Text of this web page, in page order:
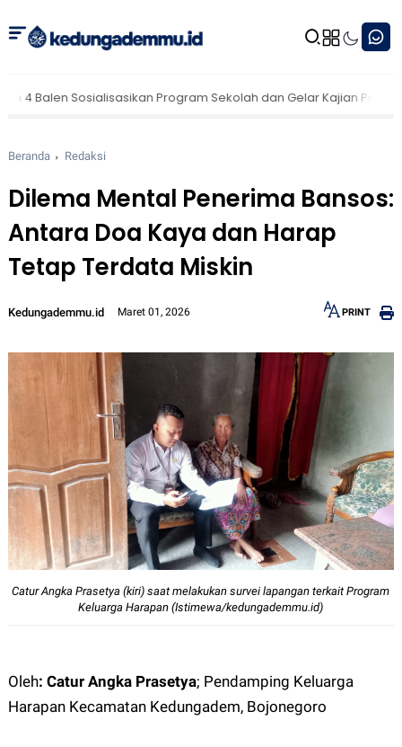
Sosialisasikan Program Sekolah dan Gelar Kajian Parenting untuk
Beranda Redaksi
Dilema Mental Penerima Bansos:
Antara Doa Kaya dan Harap
Tetap Terdata Miskin
Kedungademmu.id Maret 01, 2026 PRINT
Catur Angka Prasetya (kiri) saat melakukan survei lapangan terkait Program
Keluarga Harapan (Istimewa/kedungademmu.id)
Oleh: Catur Angka Prasetya; Pendamping Keluarga
Harapan Kecamatan Kedungadem, Bojonegoro